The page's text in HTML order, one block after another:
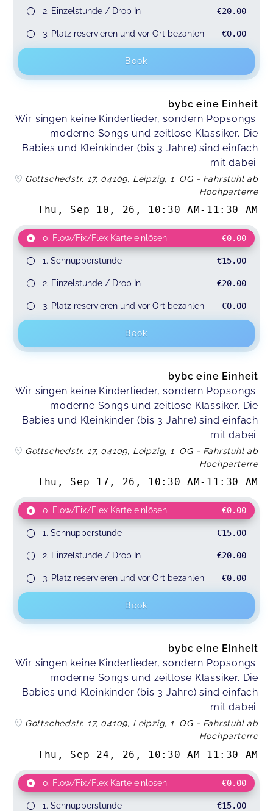
2. Einzelstunde / Drop In €20.00
3. Platz reservieren und vor Ort bezahlen €0.00
Book
bybc eine Einheit
Wir singen keine Kinderlieder, sondern Popsongs.
moderne Songs und zeitlose Klassiker. Die
Babies und Kleinkinder (bis 3 Jahre) sind einfach
mit dabei.
Gottschedstr. 17, 04109, Leipzig, 1. OG - Fahrstuhl ab
Hochparterre
Thu, Sep 10, 26 , 10:30 AM- 11:30 AM
0. Flow/Fix/Flex Karte einlösen €0.00
1. Schnupperstunde €15.00
2. Einzelstunde / Drop In €20.00
3. Platz reservieren und vor Ort bezahlen €0.00
Book
bybc eine Einheit
Wir singen keine Kinderlieder, sondern Popsongs.
moderne Songs und zeitlose Klassiker. Die
Babies und Kleinkinder (bis 3 Jahre) sind einfach
mit dabei.
Gottschedstr. 17, 04109, Leipzig, 1. OG - Fahrstuhl ab
Hochparterre
Thu, Sep 17, 26 , 10:30 AM - 11:30 AM
0. Flow/Fix/Flex Karte einlösen €0.00
1. Schnupperstunde €15.00
2. Einzelstunde / Drop In €20.00
3. Platz reservieren und vor Ort bezahlen €0.00
Book
bybc eine Einheit
Wir singen keine Kinderlieder, sondern Popsongs.
moderne Songs und zeitlose Klassiker. Die
Babies und Kleinkinder (bis 3 Jahre) sind einfach
mit dabei.
Gottschedstr. 17, 04109, Leipzig, 1. OG - Fahrstuhl ab
Hochparterre
Thu, Sep 24, 26 , 10:30 AM- 11:30 AM
0. Flow/Fix/Flex Karte einlösen €0.00
1. Schnupperstunde €15.00